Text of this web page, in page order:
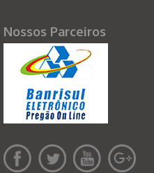
Nossos Parceiros